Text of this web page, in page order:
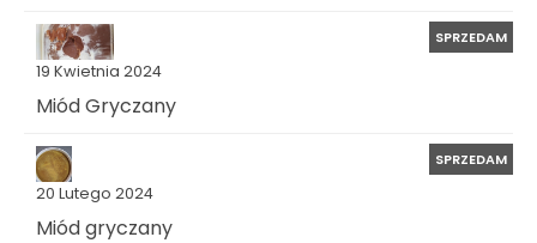
19 Kwietnia 2024
SPRZEDAM
Miód Gryczany
20 Lutego 2024
SPRZEDAM
Miód gryczany